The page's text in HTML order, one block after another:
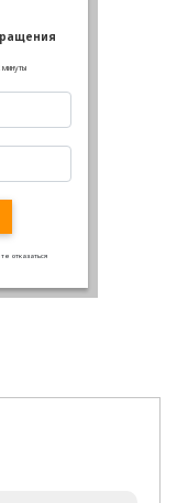
отказаться